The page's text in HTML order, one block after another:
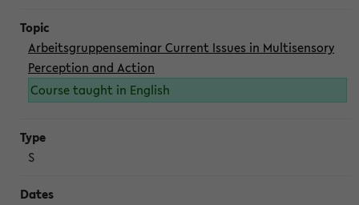
Arbeitsgruppenseminar Current Issues in Multisensory
Perception and Action
Course taught in English
S